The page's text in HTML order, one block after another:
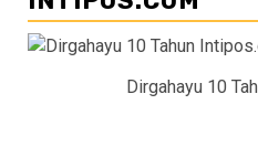
Dirgahayu 10